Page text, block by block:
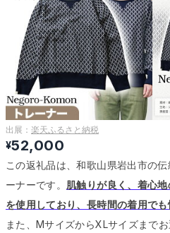
出展： 楽天ふるさと納税
¥52,000
この返礼品は、和歌山県岩出市の
ーナーです。 肌触りが良く、着心
を使用しており、長時間の着用でも
また、MサイズからXLサイズまで